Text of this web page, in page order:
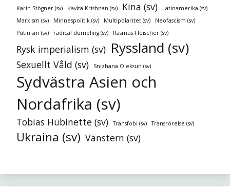
Karin Stögner (sv) Kavita Krishnan (sv) Kina (sv)
Latinamerika (sv)
Marxism (sv)
Minnespolitik (sv) Multipolaritet (sv)
Neofascism (sv)
Putinism (sv)
radical dumpling (sv) Rasmus Fleischer (sv)
Rysk imperialism (sv) Ryssland (sv)
Sexuellt Våld (sv) Snizhana Oleksun (sv)
Sydvästra Asien och
Nordafrika (sv)
Tobias Hübinette (sv) Transfobi (sv) Transrörelse (sv)
Ukraina (sv) Vänstern (sv)